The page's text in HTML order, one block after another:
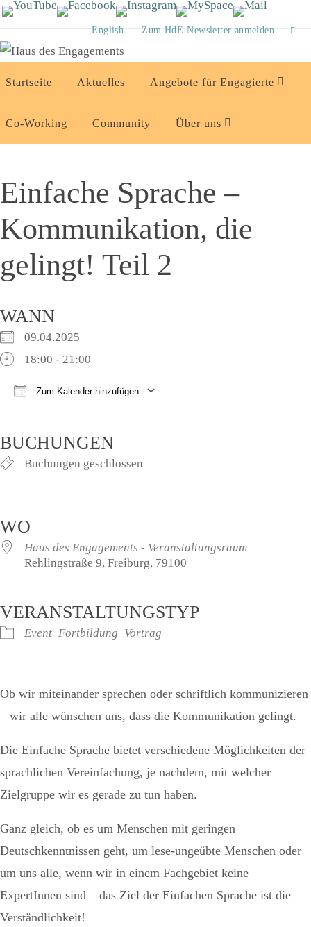
Zum
springen
English Zum HdE-Newsletter anmelden
Inhalt
Startseite Aktuelles Angebote für Engagierte
Co-Working Community Über uns
Einfache Sprache –
Kommunikation, die
gelingt! Teil 2
WANN
09.04.2025
18:00 - 21:00
Zum Kalender hinzufügen
BUCHUNGEN
Buchungen geschlossen
WO
Haus des Engagements - Veranstaltungsraum
Rehlingstraße 9, Freiburg, 79100
VERANSTALTUNGSTYP
Event Fortbildung Vortrag
Ob wir miteinander sprechen oder schriftlich kommunizieren
– wir alle wünschen uns, dass die Kommunikation gelingt.
Die Einfache Sprache bietet verschiedene Möglichkeiten der
sprachlichen Vereinfachung, je nachdem, mit welcher
Zielgruppe wir es gerade zu tun haben.
Ganz gleich, ob es um Menschen mit geringen
Deutschkenntnissen geht, um lese-ungeübte Menschen oder
um uns alle, wenn wir in einem Fachgebiet keine
ExpertInnen sind – das Ziel der Einfachen Sprache ist die
Verständlichkeit!